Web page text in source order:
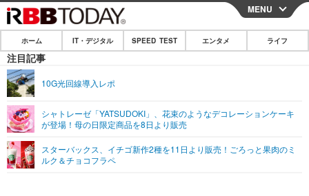
CLOSE
ホーム
IT・デジタル
ネタ
ショッピング その他
SPEED TEST
エンタメ
エンタメTOP
ライフ
MENU
ホーム IT・デジタル SPEED TEST エンタメ ライフ
注目記事
10G光回線導入レポ
シャトレーゼ「YATSUDOKI」、花束のようなデコレーションケーキ
が登場！母の日限定商品を8日より販売
スターバックス、イチゴ新作2種を11日より販売！ごろっと果肉のミ
ルク＆チョコフラペ